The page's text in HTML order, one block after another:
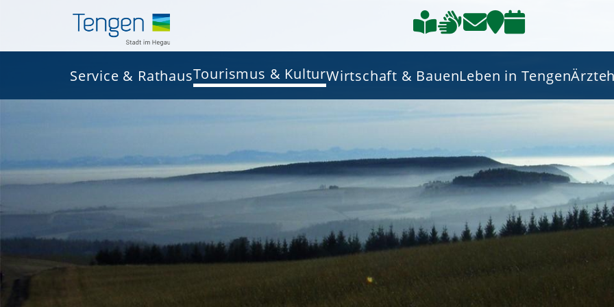
Service & RathausTourismus & KulturWirtschaft & BauenLeben in Tengen